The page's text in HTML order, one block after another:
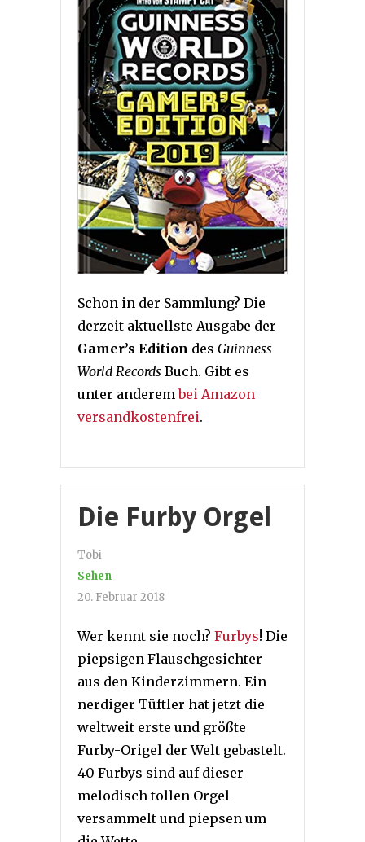
Schon in der Sammlung? Die
derzeit aktuellste Ausgabe der
Gamer’s Edition des Guinness
World Records Buch. Gibt es
unter anderembei Amazon
versandkostenfrei.
Die Furby Orgel
Tobi
Sehen
20. Februar 2018
Wer kennt sie noch? Furbys! Die
piepsigen Flauschgesichter
aus den Kinderzimmern. Ein
nerdiger Tüftler hat jetzt die
weltweit erste und größte
Furby-Origel der Welt gebastelt.
40 Furbys sind auf dieser
melodisch tollen Orgel
versammelt und piepsen um